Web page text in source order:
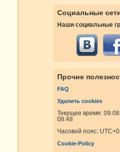
Социальные
Наши социальные
Прочие
FAQ
Удалить cookies
Текущее время:
08:48
Часовой пояс:
Cookie-Policy